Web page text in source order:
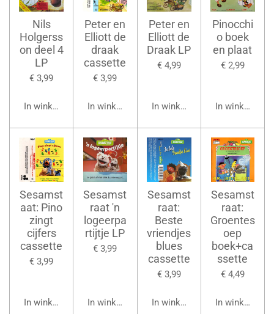
Nils
Holgerss
on deel 4
LP
€ 3,99
In winkelwagen
Peter en
Elliott de
draak
cassette
€ 3,99
In winkelwagen
Peter en
Elliott de
Draak LP
€ 4,99
In winkelwagen
Pinocchi
o boek
en plaat
€ 2,99
In
Sesamst
aat: Pino
zingt
cijfers
cassette
€ 3,99
In winkelwagen
Sesamst
raat 'n
logeerpa
rtijtje LP
€ 3,99
In winkelwagen
Sesamst
raat:
Beste
vriendjes
blues
cassette
€ 3,99
In winkelwagen
Sesamst
raat:
Groentes
oep
boek+ca
ssette
€ 4,49
In